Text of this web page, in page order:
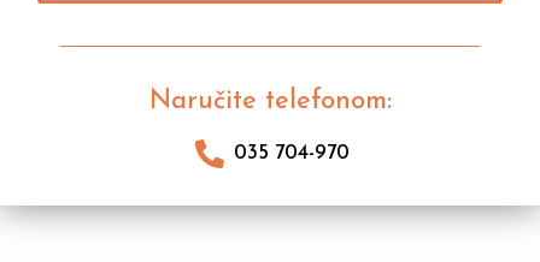
Naručite telefonom:
035 704-970